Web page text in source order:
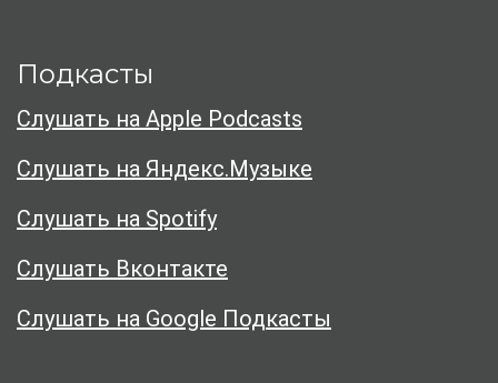
Подкасты
Слушать на Apple Podcasts
Слушать на Яндекс.Музыке
Слушать на Spotify
Слушать Вконтакте
Слушать на Google Подкасты